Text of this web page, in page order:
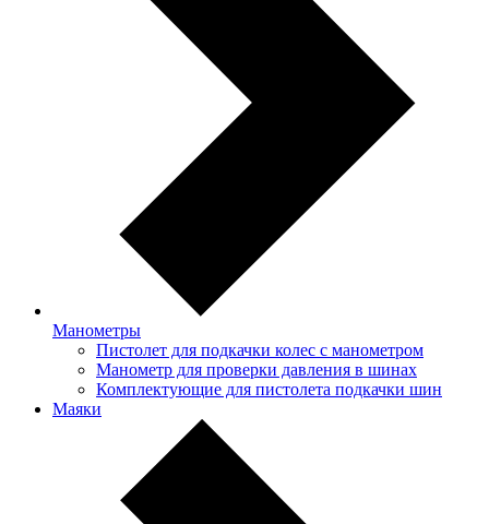
Манометры
Пистолет для подкачки колес с манометром
Манометр для проверки давления в шинах
Комплектующие для пистолета подкачки шин
Маяки